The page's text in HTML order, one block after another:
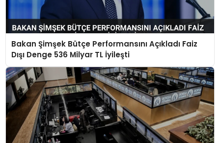
Bakan Şimşek Bütçe Performansını Açıkladı Faiz
Dışı Denge 536 Milyar TL İyileşti